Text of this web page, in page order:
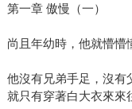
第一章 傲慢（一）
尚且年幼時，他就懵懵
他沒有兄弟手足，沒有
就只有穿著白大衣來來